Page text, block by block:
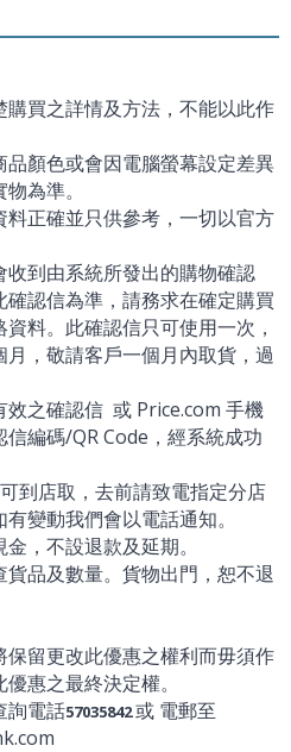
購買之詳情及方法，不能以此作
品顏色或會因電腦螢幕設定差異
為準。
正確並只供參考，一切以官方
到由系統所發出的購物確認
認信為準，請務求在確定購買
料。此確認信只可使用一次，
，敬請客戶一個月內取貨，過
效之確認信 或 Price.com 手機
編碼/QR Code，經系統成功
到店取，去前請致電指定分店
變動我們會以電話通知。
，不設退款及延期。
品及數量。貨物出門，恕不退
留更改此優惠之權利而毋須作
惠之最終決定權。
詢電話57035842或 電郵至